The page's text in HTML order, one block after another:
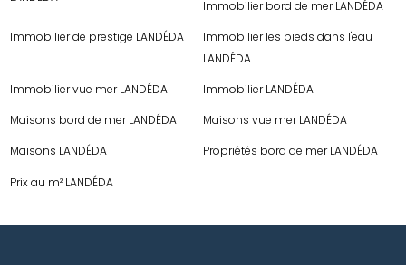
Immobilier bord de mer LANDÉDA
Immobilier de prestige LANDÉDA
Immobilier les pieds dans l'eau
LANDÉDA
Immobilier vue mer LANDÉDA
Immobilier LANDÉDA
Maisons bord de mer LANDÉDA
Maisons vue mer LANDÉDA
Maisons LANDÉDA
Propriétés bord de mer LANDÉDA
Prix au m² LANDÉDA